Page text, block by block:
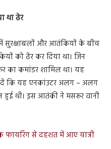
था ढेर
सुरक्षाबलों और आतंकियों के बीच
को ढेर कर दिया था। जिन
का कमांडर शामिल था। यह
कि यह एनकांउटर अलग – अलग
थी। इस आतंकी ने मसरूर वानी
फायरिंग से दहशत में आए यात्री